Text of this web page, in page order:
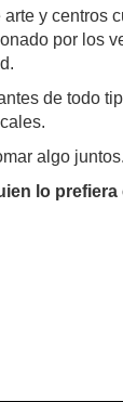
y centros
por los
de todo
algo
lo prefiera